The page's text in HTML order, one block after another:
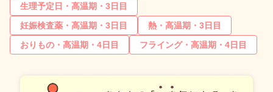
生理予定日・高温期・3日目
妊娠検査薬・高温期・3日目
熱・高温期・3日目
おりもの・高温期・4日目
フライング・高温期・4日目